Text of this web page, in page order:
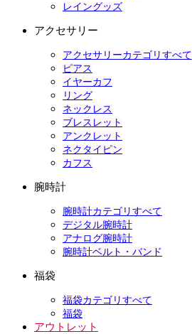
レイングッズ
アクセサリー
アクセサリーカテゴリすべて
ピアス
イヤーカフ
リング
ネックレス
ブレスレット
アンクレット
ネクタイピン
カフス
腕時計
腕時計カテゴリすべて
デジタル腕時計
アナログ腕時計
腕時計ベルト・バンド
福袋
福袋カテゴリすべて
福袋
アウトレット